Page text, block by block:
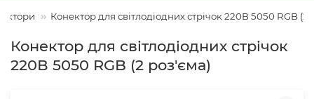
Конектор для свiтлодiодних стрiчок 220В 5050 RGB (2
Конектор для свiтлодiодних стрiчок
220В 5050 RGB (2 роз'єма)